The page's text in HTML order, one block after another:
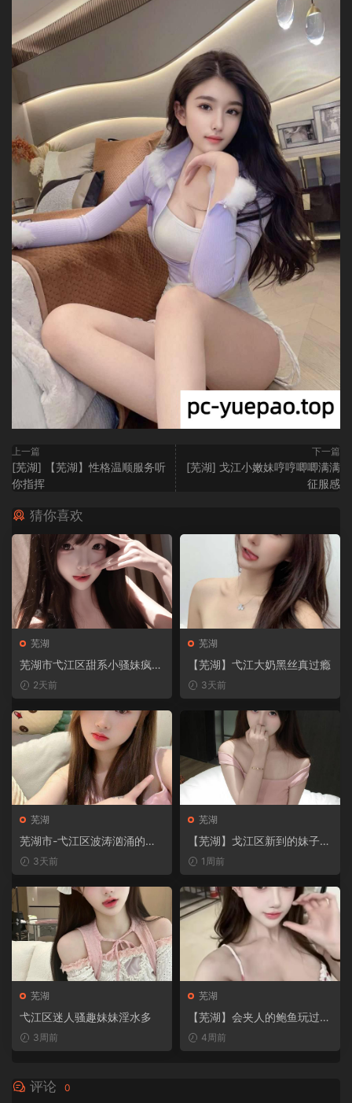
上一篇
[芜湖] 【芜湖】性格温顺服务听
你指挥
下一篇
[芜湖] 戈江小嫩妹哼哼唧唧满满
征服感
猜你喜欢
芜湖
芜湖市弋江区甜系小骚妹疯狂
打桩2天前
芜湖
【芜湖】弋江大奶黑丝真过瘾
3天前
芜湖
芜湖市-弋江区波涛汹涌的御
姐玩角色扮演
3天前
芜湖
【芜湖】戈江区新到的妹子嫩
逼不等人
1周前
芜湖
弋江区迷人骚趣妹妹淫水多
3周前
芜湖
【芜湖】会夹人的鲍鱼玩过的
都说好
4周前
评论 0